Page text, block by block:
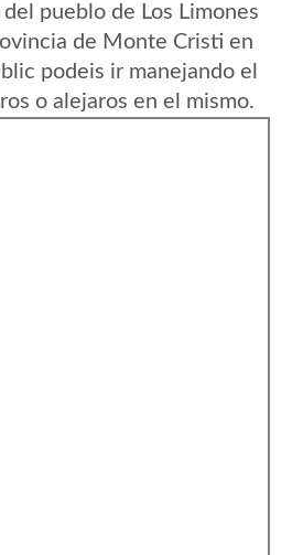
pueblo de Los Limones
de Monte Cristi en
podeis ir manejando el
o alejaros en el mismo.